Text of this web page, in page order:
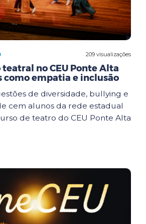
209 visualizações
no CEU Ponte Alta
como empatia e inclusão
de diversidade, bullying e
cem alunos da rede estadual
de teatro do CEU Ponte Alta